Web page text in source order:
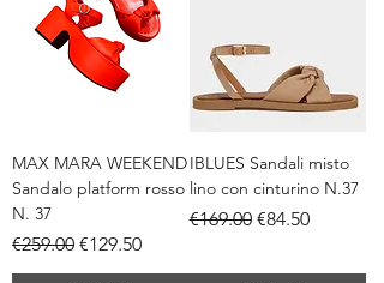
MAX MARA WEEKEND
Sandalo platform rosso
N. 37
Regular Price
€259.00 Sale Price
€129.50
IBLUES Sandali misto
lino con cinturino N.37
Regular Price
€169.00 Sale Price
€84.50